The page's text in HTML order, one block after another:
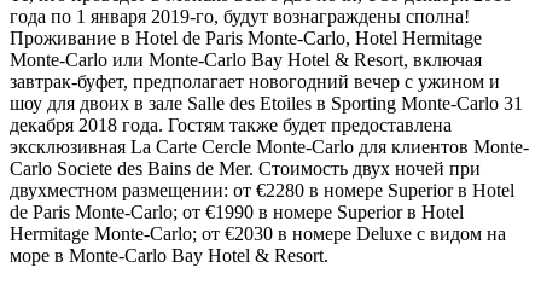
года по 1 января 2019-го, будут вознаграждены сполна!
Проживание в Hotel de Paris Monte-Carlo, Hotel Hermitage
Monte-Carlo или Monte-Carlo Bay Hotel & Resort, включая
завтрак-буфет, предполагает новогодний вечер с ужином и
шоу для двоих в зале Salle des Etoiles в Sporting Monte-Carlo 31
декабря 2018 года. Гостям также будет предоставлена
эксклюзивная La Carte Cercle Monte-Carlo для клиентов Monte-
Carlo Societe des Bains de Mer. Стоимость двух ночей при
двухместном размещении: от €2280 в номере Superior в Hotel
de Paris Monte-Carlo; от €1990 в номере Superior в Hotel
Hermitage Monte-Carlo; от €2030 в номере Deluxe с видом на
море в Monte-Carlo Bay Hotel & Resort.